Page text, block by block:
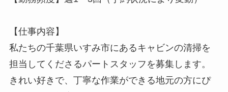
【仕事内容】
私たちの千葉県いすみ市にあるキャビンの清掃を
担当してくださるパートスタッフを募集します。
きれい好きで、丁寧な作業ができる地元の方にぴ